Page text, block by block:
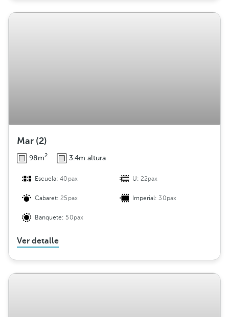
Mar (2)
98m2 3.4m altura
Escuela:40pax U:22pax
Cabaret:25pax Imperial:30pax
Banquete: 50pax
Ver detalle